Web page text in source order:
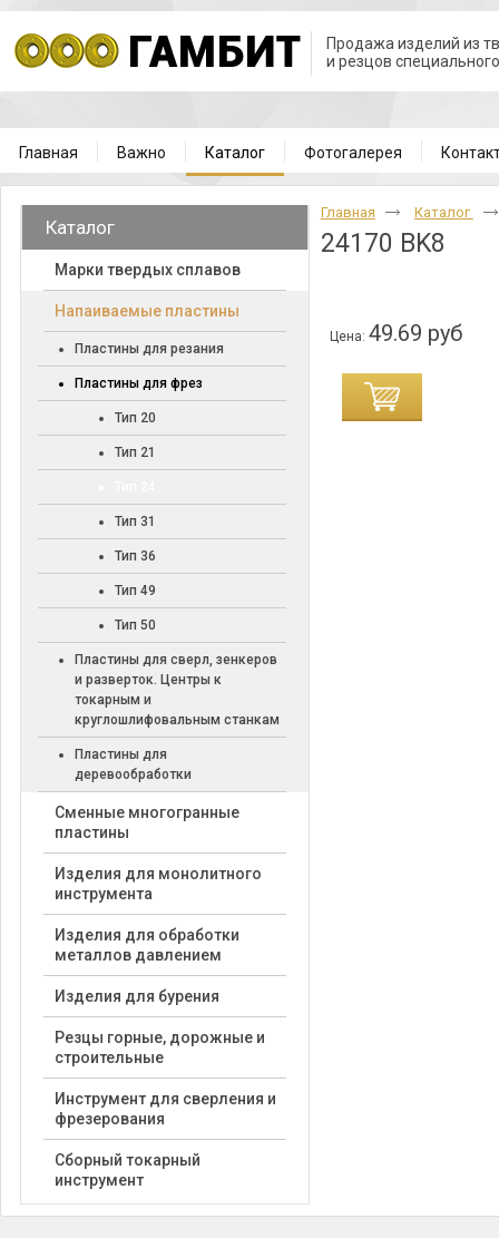
Продажа изделий из
и резцов
Главная Важно Каталог Фотогалерея
Каталог
Марки твердых сплавов
Напаиваемые пластины
Пластины для резания
Пластины для фрез
Тип 20
Тип 21
Тип 31
Тип 36
Тип 49
Тип 50
Пластины для сверл, зенкеров
и разверток. Центры к
токарным и
круглошлифовальным станкам
Пластины для
деревообработки
Cменные многогранные
пластины
Изделия для монолитного
инструмента
Изделия для обработки
металлов давлением
Изделия для бурения
Резцы горные, дорожные и
строительные
Инструмент для сверления и
фрезерования
Сборный токарный
инструмент
Главная Каталог
24170 BK8
Цена:49.69 руб